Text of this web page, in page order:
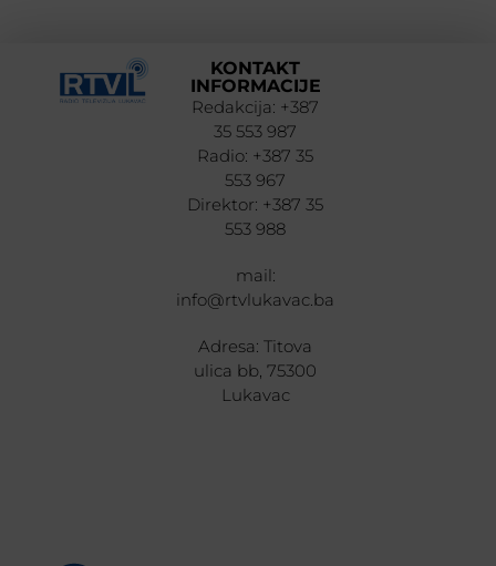
KONTAKT
INFORMACIJE
Redakcija: +387
35 553 987
Radio: +387 35
553 967
Direktor: +387 35
553 988
mail:
info@rtvlukavac.ba
Adresa: Titova
ulica bb, 75300
Lukavac